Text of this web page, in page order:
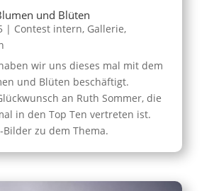
und Blüten
| Contest intern, Gallerie,
wir uns dieses mal mit dem
und Blüten beschäftigt.
an Ruth Sommer, die
in den Top Ten vertreten ist.
Bilder zu dem Thema.